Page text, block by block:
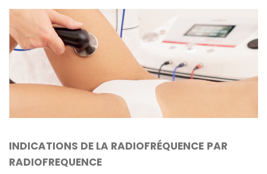
INDICATIONS DE LA RADIOFRÉQUENCE PAR
RADIOFREQUENCE